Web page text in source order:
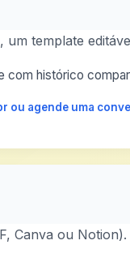
um template
histórico
ou agende uma
Canva ou